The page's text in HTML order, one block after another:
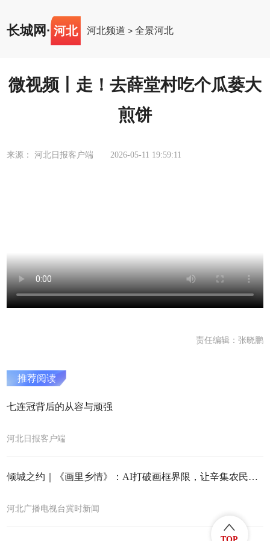
长城网 · 河北 河北频道 >全景河北
微视频丨走！去薛堂村吃个瓜蒌大
煎饼
来源： 河北日报客户端 2026-05-11 19:59:11
责任编辑：张晓鹏
推荐阅读
七连冠背后的从容与顽强
河北日报客户端
倾城之约｜《画里乡情》：AI打破画框界限，让辛集农民画 “活” 起来
河北广播电视台冀时新闻
TOP